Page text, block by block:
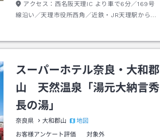
アクセス： 西名阪天理IC より車で6分／169号
線沿い／天理市役所西角／近鉄・JR天理駅から徒
スーパーホテル奈良・大和郡
山 天然温泉「湯元大納言秀
長の湯」
奈良県 大和郡山
地図
お客様アンケート評価
対象外